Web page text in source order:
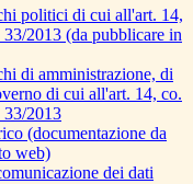
politici di cui all'art. 14,
2013 (da pubblicare in
di amministrazione, di
di cui all'art. 14, co.
33/2013
(documentazione da
web)
dei dati